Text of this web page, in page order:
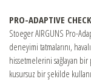
PRO-ADAPTIVE
Stoeger AIRGUNS Pro-
deneyimi tatmalarını,
hissetmelerini sağlayan
kusursuz bir şekilde